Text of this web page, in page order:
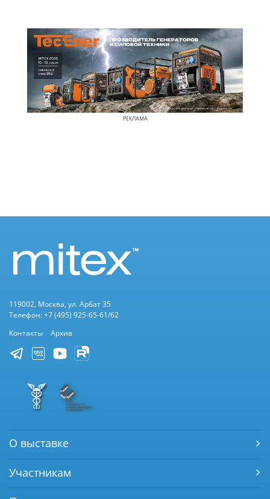
РЕКЛАМА
119002, Москва, ул. Арбат 35
Телефон: +7 (495) 925-65-61/62
Контакты
Архив
О выставке
Участникам